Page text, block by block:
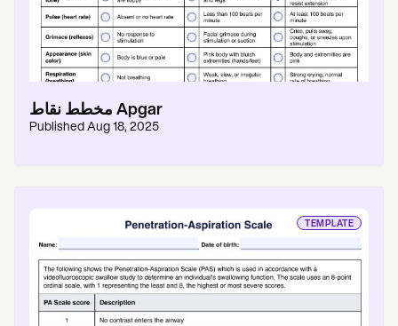
مخطط نقاط Apgar
Published Aug 18, 2025
TEMPLATE